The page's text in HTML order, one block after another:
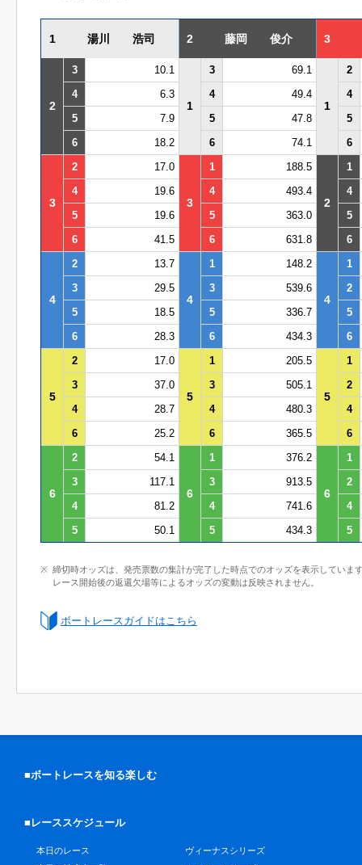
1 湯川 浩司 2 藤岡 俊介 3
2
3 10.1
1
3 69.1
1
2
4
6.3 4 49.4
4
5
7.9 5 47.8
5
6
18.2 6 74.1 6
3
2 17.0
3
1 188.5
2
1
4
19.6 4 493.4
4
5
19.6 5 363.0
5
6
41.5 6 631.8 6
4
2 13.7
4
1 148.2
4
1
3
29.5 3 539.6
2
5
18.5 5 336.7
5
6
28.3 6 434.3 6
5
2 17.0
5
1 205.5
5
1
3
37.0 3 505.1
2
4
28.7 4 480.3
4
6
25.2 6 365.5 6
6
2 54.1
6
1 376.2
6
1
3
117.1 3 913.5
2
4
81.2 4 741.6
4
5
50.1 5 434.3 5
締切時オッズは、発売票数の集計が完了した時点でのオッズを表示していま
レース開始後の返還欠場等によるオッズの変動は反映されません。
ボートレースガイドはこちら
■ボートレースを知る楽しむ
■レーススケジュール
本日のレース
ヴィーナスシリーズ